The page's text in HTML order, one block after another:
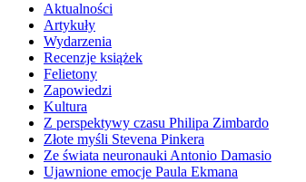
Aktualności
Artykuły
Wydarzenia
Recenzje książek
Felietony
Zapowiedzi
Kultura
Z perspektywy czasu Philipa Zimbardo
Złote myśli Stevena Pinkera
Ze świata neuronauki Antonio Damasio
Ujawnione emocje Paula Ekmana